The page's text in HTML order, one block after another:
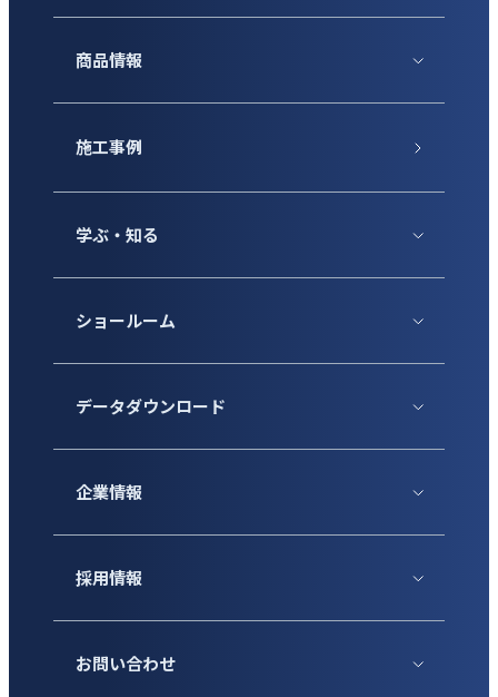
商品情報
施工事例
学ぶ・知る
ショールーム
データダウンロード
企業情報
採用情報
お問い合わせ